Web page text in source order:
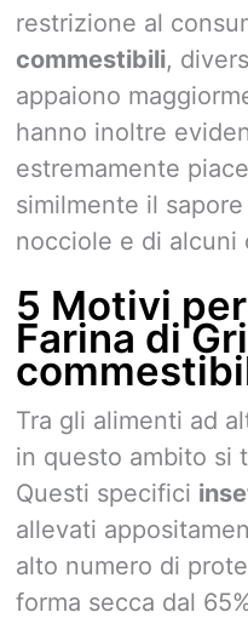
restrizione al
commestibili,
appaiono
hanno inoltre
estremamente
similmente il
nocciole e di alcuni
5 Motivi
Farina di
Tra gli alimenti ad
in questo ambito si
Questi specifici
allevati
alto numero di
forma secca dal